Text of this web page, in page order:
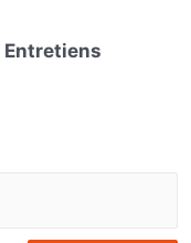
Entretiens